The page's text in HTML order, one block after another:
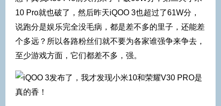
10 Pro就也破了，然后昨天iQOO 3也超过了61W分，
说跑分是娱乐完全没毛病，都是差不多的里子，还能差
个多远？所以各路粉丝们就不要为各家谁强争来争去，
至少游戏方面，它们都差不多，强。